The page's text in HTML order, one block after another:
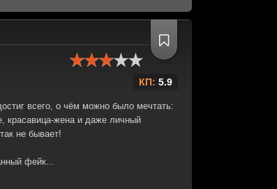
КП: 5.9
всего, о чём можно было мечтать:
красавица-жена и даже личный
не бывает!
фейк...